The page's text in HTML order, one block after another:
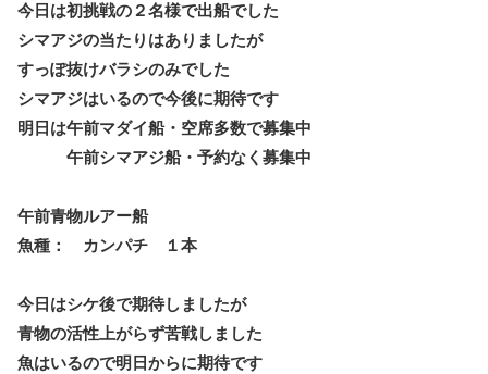
今日は初挑戦の２名様で出船でした
シマアジの当たりはありましたが
すっぽ抜けバラシのみでした
シマアジはいるので今後に期待です
明日は午前マダイ船・空席多数で募集中
午前シマアジ船・予約なく募集中
午前青物ルアー船
魚種： カンパチ １本
今日はシケ後で期待しましたが
青物の活性上がらず苦戦しました
魚はいるので明日からに期待です